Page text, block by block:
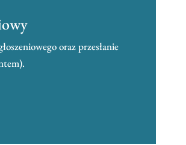
oraz przesłanie